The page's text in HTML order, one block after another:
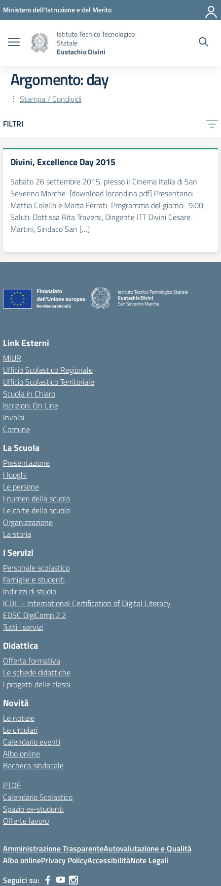
Vai ai contenuti
Vai al menu di navigazione
Vai al footer
Ministero dell'Istruzione e del Merito
Istituto Tecnico Tecnologico
Statale
Eustachio Divini
Argomento: day
Stampa / Condividi
FILTRI
Divini, Excellence Day 2015
Sabato 26 settembre 2015, presso il Cinema Italia di San
Severino Marche [download locandina pdf] Presentano:
Mattia Colella e Marta Ferrati Programma del giorno: 9:00
Saluti: Dott.ssa Rita Traversi, Dirigente ITT Divini Cesare
Martini, Sindaco San […]
Istituto Tecnico Tecnologico Statale
Eustachio Divini
San Severino Marche
Link Esterni
MIUR
Ufficio Scolastico Regionale
Ufficio Scolastico Territoriale
Scuola in Chiaro
Iscrizioni On Line
Invalsi
Comune
La Scuola
Presentazione
I luoghi
Le persone
I numeri della scuola
Le carte della scuola
Organizzazione
La storia
I Servizi
Personale scolastico
Famiglie e studenti
Indirizzi di studio
ICDL – International Certification of Digital Literacy
EDSC DigiComp 2.2
Tutti i servizi
Didattica
Offerta formativa
Le schede didattiche
I progetti delle classi
Novità
Le notizie
Le circolari
Calendario eventi
Albo online
Bacheca sindacale
PTOF
Calendario Scolastico
Spazio ex-studenti
Offerte lavoro
Amministrazione TrasparenteAutovalutazione e Qualità
Albo onlinePrivacy PolicyAccessibilitàNote Legali
Seguici su: